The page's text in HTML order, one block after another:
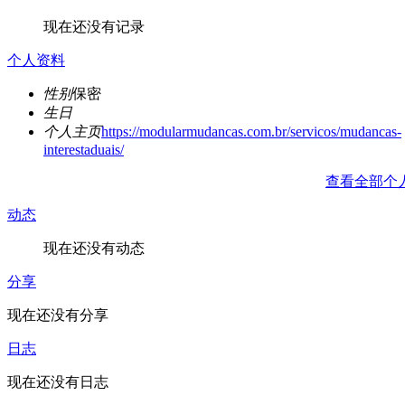
现在还没有记录
个人资料
性别保密
生日
个人主页https://modularmudancas.com.br/servicos/mudancas-
interestaduais/
查看全部个
动态
现在还没有动态
分享
现在还没有分享
日志
现在还没有日志